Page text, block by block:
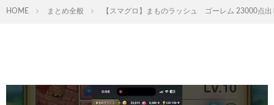
HOME まとめ全般 【スマグロ】まものラッシュ ゴーレム 23000点